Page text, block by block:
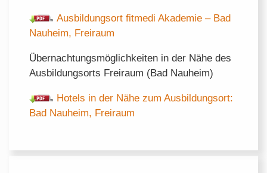
Ausbildungsort fitmedi Akademie – Bad
Nauheim, Freiraum
Übernachtungsmöglichkeiten in der Nähe des
Ausbildungsorts Freiraum (Bad Nauheim)
Hotels in der Nähe zum Ausbildungsort:
Bad Nauheim, Freiraum